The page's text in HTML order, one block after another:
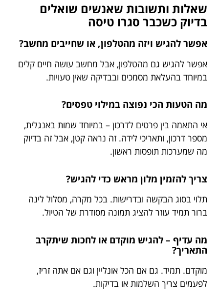
שאלות ותשובות שאנשים שואלים
בדיוק כשכבר סגרו טיסה
אפשר להגיש ויזה מהטלפון, או שחייבים מחשב?
אפשר להגיש גם מהטלפון, אבל מחשב עושה חיים קלים
במיוחד בהעלאת מסמכים ובבדיקה שאין טעויות.
מה הטעות הכי נפוצה במילוי טפסים?
אי התאמה בין פרטים לדרכון – במיוחד שמות באנגלית,
מספר דרכון, ותאריכי לידה. זה נראה קטן, אבל זה בדיוק
מה שמערכות תופסות ראשון.
צריך להזמין מלון מראש כדי להגיש?
תלוי בסוג הבקשה ובדרישות. בכל מקרה, מסלול לינה
ברור תמיד עוזר להציג תמונה מסודרת של הטיול.
מה עדיף – להגיש מוקדם או לחכות שיתקרב
התאריך?
מוקדם. תמיד. גם אם הכל אונליין וגם אם אתה זריז,
לפעמים צריך השלמות או בדיקות.